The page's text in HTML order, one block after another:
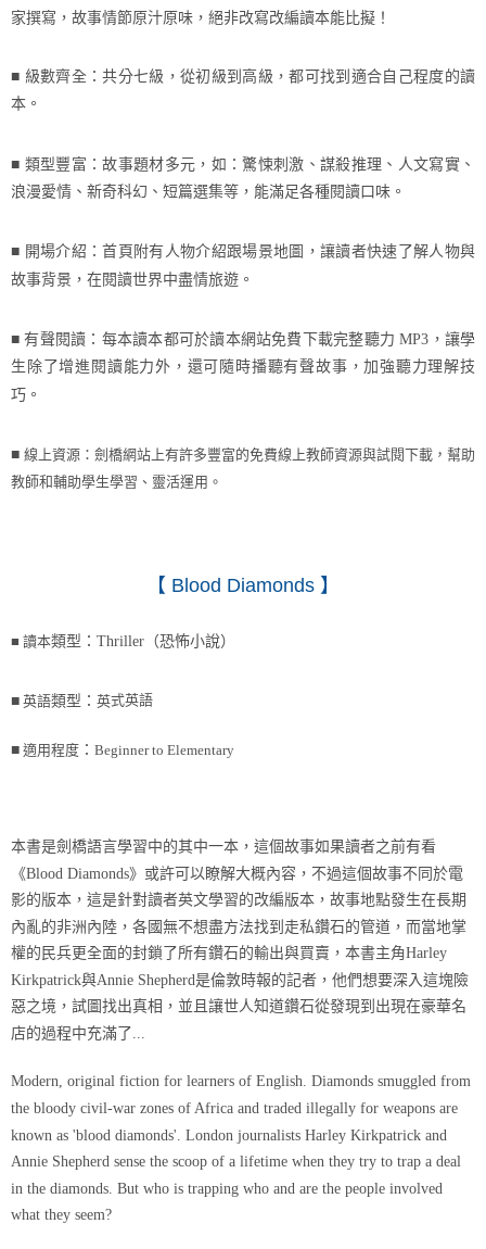
家撰寫，故事情節原汁原味，絕非改寫改編讀本能比擬！
■ 級數齊全：共分七級，從初級到高級，都可找到適合自己程度的讀
本。
■ 類型豐富：故事題材多元，如：驚悚刺激、謀殺推理、人文寫實、
浪漫愛情、新奇科幻、短篇選集等，能滿足各種閱讀口味。
■ 開場介紹：首頁附有人物介紹跟場景地圖，讓讀者快速了解人物與
故事背景，在閱讀世界中盡情旅遊。
■ 有聲閱讀：每本讀本都可於讀本網站免費下載完整聽力 MP3 ，讓學
生除了增進閱讀能力外，還可隨時播聽有聲故事，加強聽力理解技
巧。
■ 線上資源：劍橋網站上有許多豐富的免費線上教師資源與試閱下載，幫助
教師和輔助學生學習、靈活運用。
【 Blood Diamonds 】
■ 讀本類型： Thriller （恐怖小說）
■ 英語類型： 英式英語
■ 適用程度 ： Beginner to Elementary
本書是劍橋語言學習中的其中一本，這個故事如果讀者之前有看
《Blood Diamonds》或許可以瞭解大概內容，不過這個故事不同於電
影的版本，這是針對讀者英文學習的改編版本，故事地點發生在長期
內亂的非洲內陸，各國無不想盡方法找到走私鑽石的管道，而當地掌
權的民兵更全面的封鎖了所有鑽石的輸出與買賣，本書主角Harley
Kirkpatrick與Annie Shepherd是倫敦時報的記者，他們想要深入這塊險
惡之境，試圖找出真相，並且讓世人知道鑽石從發現到出現在豪華名
店的過程中充滿了...
Modern, original fiction for learners of English. Diamonds smuggled from
the bloody civil-war zones of Africa and traded illegally for weapons are
known as 'blood diamonds'. London journalists Harley Kirkpatrick and
Annie Shepherd sense the scoop of a lifetime when they try to trap a deal
in the diamonds. But who is trapping who and are the people involved
what they seem?